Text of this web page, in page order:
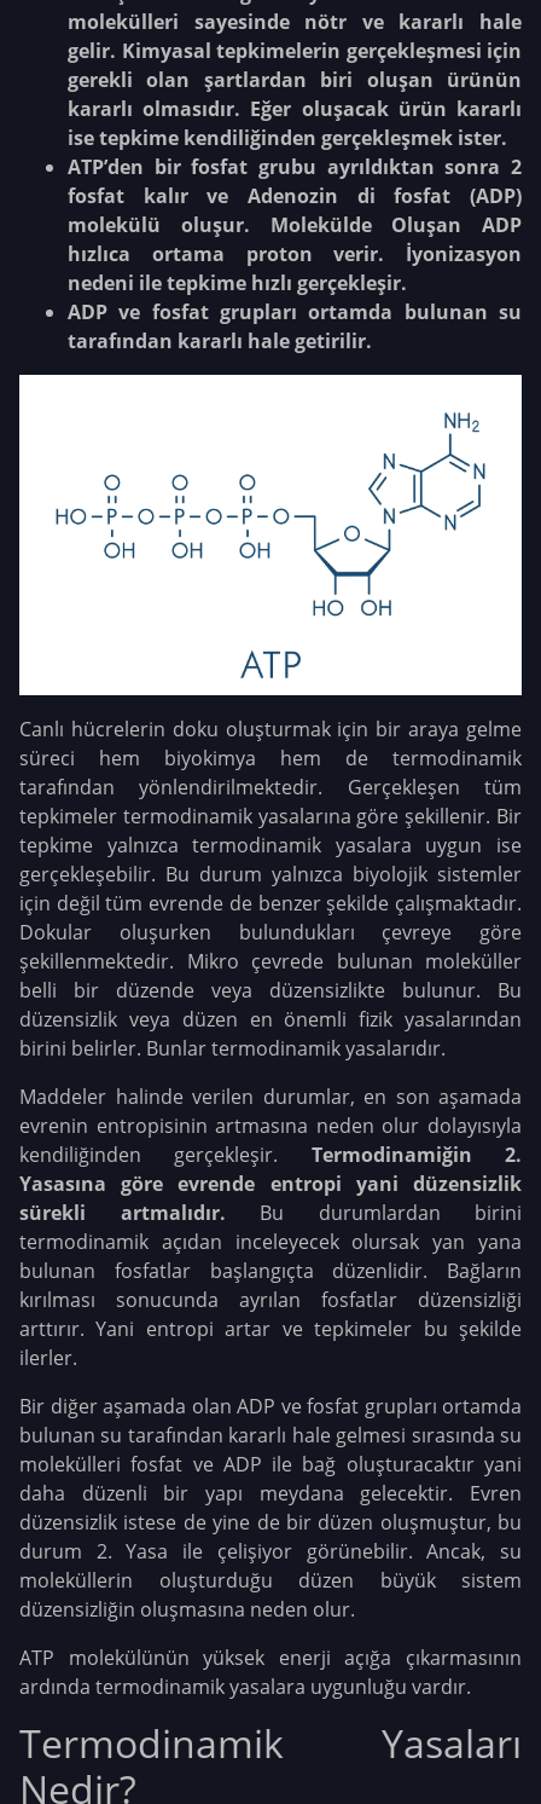
molekülleri sayesinde nötr ve kararlı hale
gelir. Kimyasal tepkimelerin gerçekleşmesi için
gerekli olan şartlardan biri oluşan ürünün
kararlı olmasıdır. Eğer oluşacak ürün kararlı
ise tepkime kendiliğinden gerçekleşmek ister.
ATP’den bir fosfat grubu ayrıldıktan sonra 2
fosfat kalır ve Adenozin di fosfat (ADP)
molekülü oluşur. Molekülde Oluşan ADP
hızlıca ortama proton verir. İyonizasyon
nedeni ile tepkime hızlı gerçekleşir.
ADP ve fosfat grupları ortamda bulunan su
tarafından kararlı hale getirilir.
Canlı hücrelerin doku oluşturmak için bir araya gelme
süreci hem biyokimya hem de termodinamik
tarafından yönlendirilmektedir. Gerçekleşen tüm
tepkimeler termodinamik yasalarına göre şekillenir. Bir
tepkime yalnızca termodinamik yasalara uygun ise
gerçekleşebilir. Bu durum yalnızca biyolojik sistemler
için değil tüm evrende de benzer şekilde çalışmaktadır.
Dokular oluşurken bulundukları çevreye göre
şekillenmektedir. Mikro çevrede bulunan moleküller
belli bir düzende veya düzensizlikte bulunur. Bu
düzensizlik veya düzen en önemli fizik yasalarından
birini belirler. Bunlar termodinamik yasalarıdır.
Maddeler halinde verilen durumlar, en son aşamada
evrenin entropisinin artmasına neden olur dolayısıyla
kendiliğinden gerçekleşir. Termodinamiğin 2.
Yasasına göre evrende entropi yani düzensizlik
sürekli artmalıdır. Bu durumlardan birini
termodinamik açıdan inceleyecek olursak yan yana
bulunan fosfatlar başlangıçta düzenlidir. Bağların
kırılması sonucunda ayrılan fosfatlar düzensizliği
arttırır. Yani entropi artar ve tepkimeler bu şekilde
ilerler.
Bir diğer aşamada olan ADP ve fosfat grupları ortamda
bulunan su tarafından kararlı hale gelmesi sırasında su
molekülleri fosfat ve ADP ile bağ oluşturacaktır yani
daha düzenli bir yapı meydana gelecektir. Evren
düzensizlik istese de yine de bir düzen oluşmuştur, bu
durum 2. Yasa ile çelişiyor görünebilir. Ancak, su
moleküllerin oluşturduğu düzen büyük sistem
düzensizliğin oluşmasına neden olur.
ATP molekülünün yüksek enerji açığa çıkarmasının
ardında termodinamik yasalara uygunluğu vardır.
Termodinamik Yasaları
Nedir?